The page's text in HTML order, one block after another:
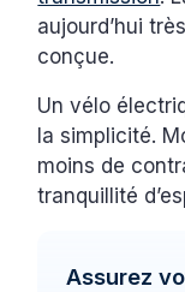
aujourd’hui
conçue.
Un vélo
la simplicité.
moins de
tranquillité
Assurez